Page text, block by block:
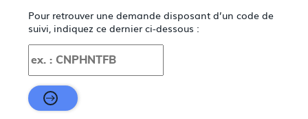
Pour retrouver une demande disposant d’un code de
suivi, indiquez ce dernier ci-dessous :
Code de suivi